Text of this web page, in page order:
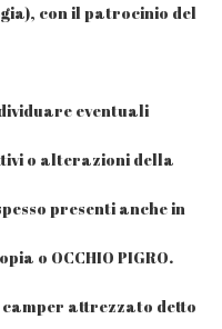
con il patrocinio del
eventuali
o alterazioni della
presenti anche in
o OCCHIO PIGRO.
camper attrezzato detto